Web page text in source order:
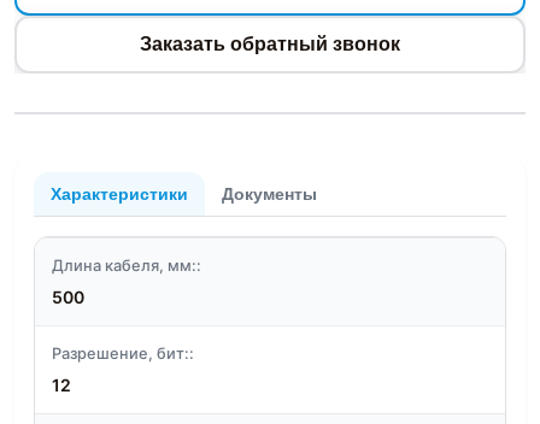
Заказать обратный звонок
Характеристики Документы
Длина кабеля, мм::
500
Разрешение, бит::
12